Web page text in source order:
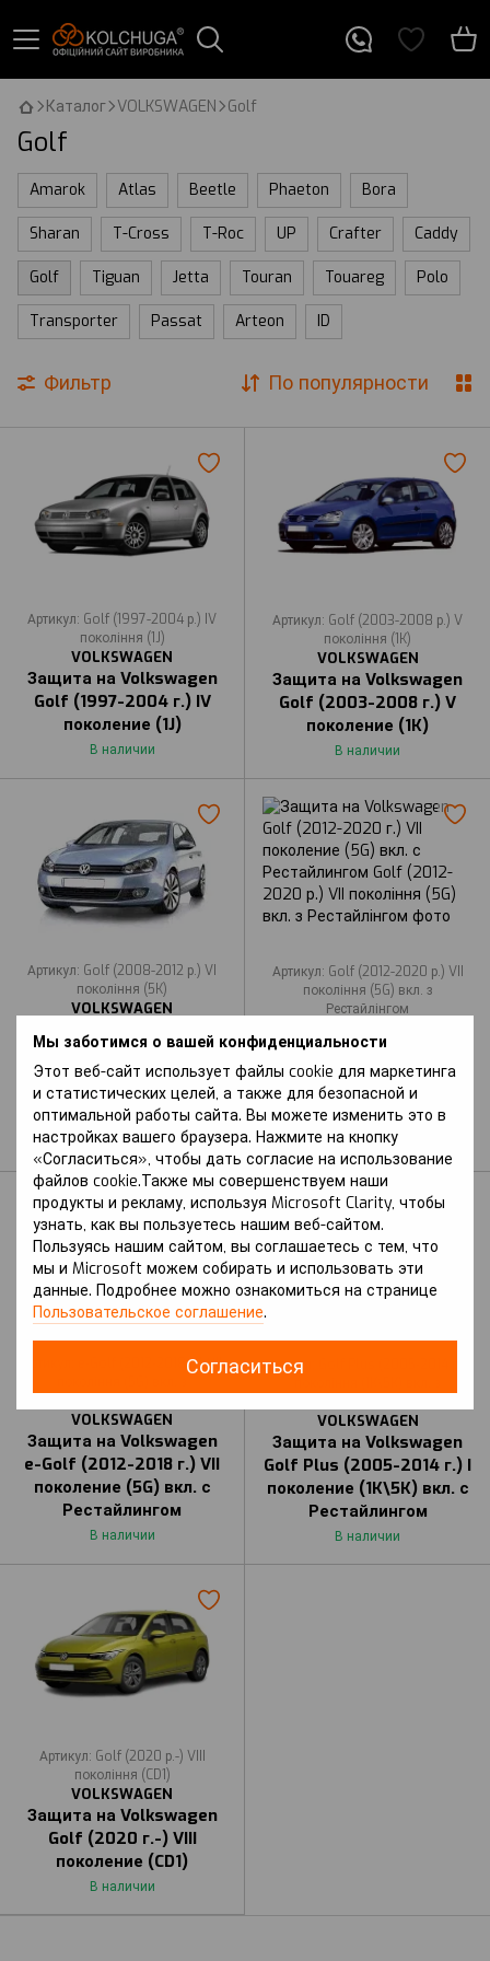
Мы заботимся о вашей конфиденциальности
Этот веб-сайт использует файлы cookie для маркетинга
и статистических целей, а также для безопасной и
оптимальной работы сайта. Вы можете изменить это в
настройках вашего браузера. Нажмите на кнопку
«Согласиться», чтобы дать согласие на использование
файлов cookie.Также мы совершенствуем наши
продукты и рекламу, используя Microsoft Clarity, чтобы
узнать, как вы пользуетесь нашим веб-сайтом.
Пользуясь нашим сайтом, вы соглашаетесь с тем, что
мы и Microsoft можем собирать и использовать эти
данные. Подробнее можно ознакомиться на странице
Пользовательское соглашение.
Согласиться
Каталог VOLKSWAGEN Golf
Golf
Amarok Atlas Beetle Phaeton Bora
Sharan T-Cross T-Roc UP Crafter Caddy
Golf Tiguan Jetta Touran Touareg Polo
Transporter Passat Arteon ID
Фильтр По популярности
Артикул: Golf (1997-2004 р.) IV
покоління (1J)
VOLKSWAGEN
Защита на Volkswagen
Golf (1997-2004 г.) IV
поколение (1J)
В наличии
Артикул: Golf (2003-2008 р.) V
покоління (1K)
VOLKSWAGEN
Защита на Volkswagen
Golf (2003-2008 г.) V
поколение (1K)
В наличии
Артикул: Golf (2008-2012 р.) VI
покоління (5K)
VOLKSWAGEN
Защита на Volkswagen
Golf (2008-2012 г.) VI
поколение (5K)
В наличии
Артикул: Golf (2012-2020 р.) VII
покоління (5G) вкл. з
Рестайлінгом
Защита на Volkswagen
Golf (2012-2020 г.) VII
поколение (5G) вкл. с
Рестайлингом
В наличии
Артикул: e-Golf (2012-2018 р.) VII
VOLKSWAGEN
Защита на Volkswagen
e-Golf (2012-2018 г.) VII
поколение (5G) вкл. с
Рестайлингом
В наличии
Артикул: Golf Plus (2005-2014 р.) I
VOLKSWAGEN
Защита на Volkswagen
Golf Plus (2005-2014 г.) I
поколение (1K\5K) вкл. с
Рестайлингом
В наличии
Артикул: Golf (2020 р.-) VIII
покоління (CD1)
VOLKSWAGEN
Защита на Volkswagen
Golf (2020 г.-) VIII
поколение (CD1)
В наличии